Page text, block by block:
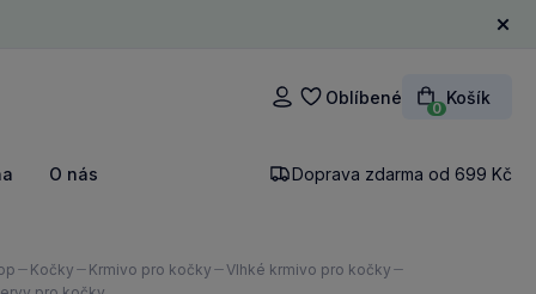
Přihlášení
Oblíbené
0
Košík
O nás Doprava zdarma od 699 Kč
Kočky Krmivo pro kočky
Vlhké krmivo pro kočky